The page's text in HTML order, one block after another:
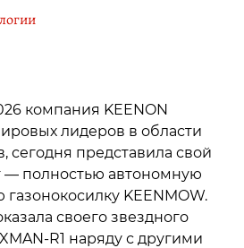
компания KEENON
лидеров в области
сегодня представила свой
— полностью автономную
KEENMOW.
своего звездного
R1 наряду с другими